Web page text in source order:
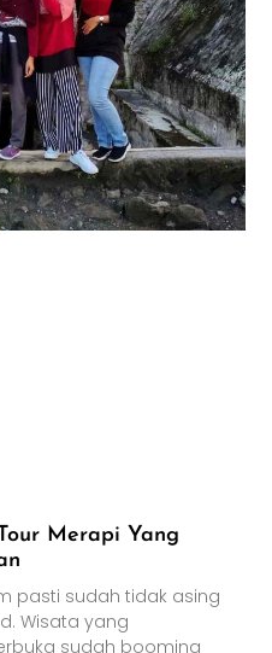
Merapi Yang
pasti sudah tidak asing
Wisata yang
sudah booming